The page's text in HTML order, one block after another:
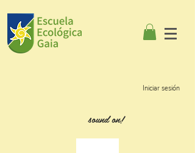
Iniciar sesión
sound on!